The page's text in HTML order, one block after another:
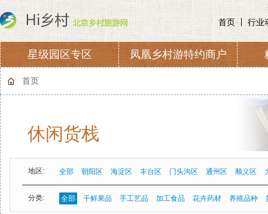
首页 行业
星级园区专区 凤凰乡村游特约商户
协会章程
首页
休闲货栈
地区: 全部 朝阳区 海淀区 丰台区 门头沟区 通州区 顺义区
分类: 全部 干鲜果品 手工艺品 加工食品 花卉药材 养殖品种